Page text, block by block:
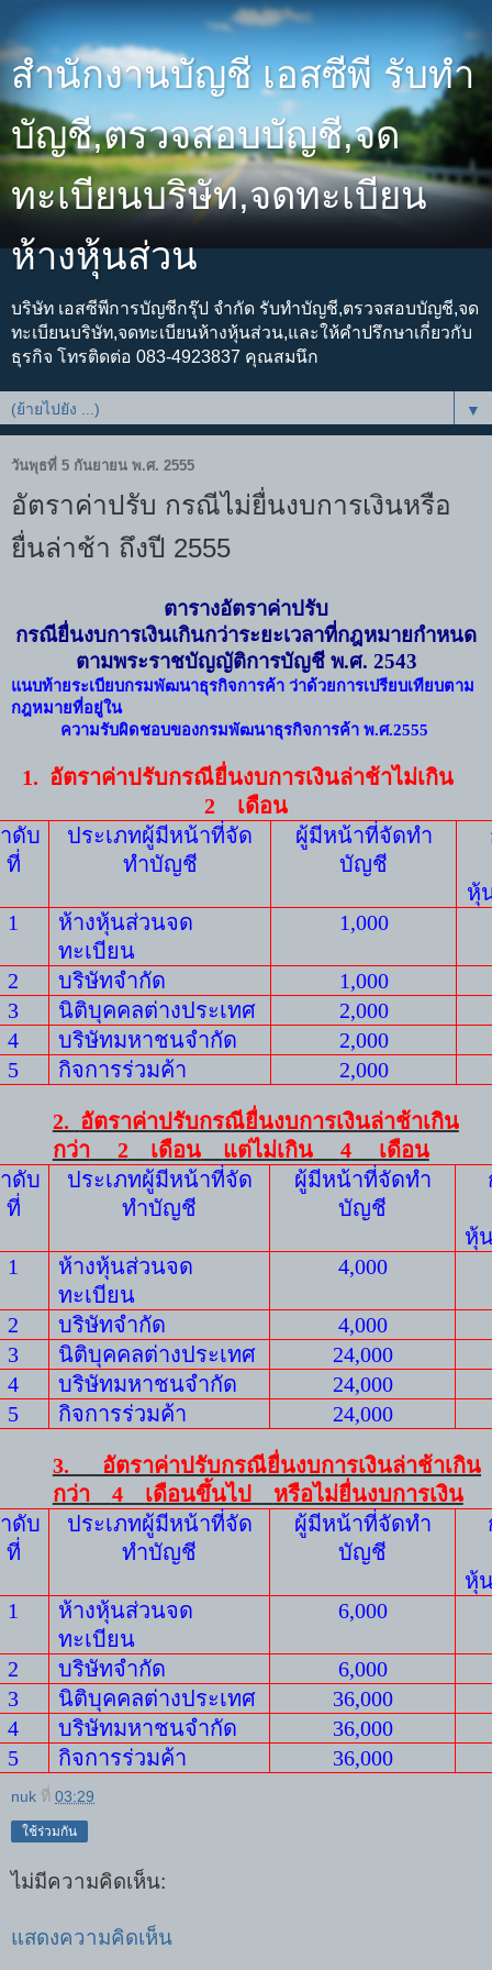
สำนักงานบัญชี เอสซีพี รับทำ
บัญชี,ตรวจสอบบัญชี,จด
ทะเบียนบริษัท,จดทะเบียน
ห้างหุ้นส่วน
บริษัท เอสซีพีการบัญชีกรุ๊ป จำกัด รับทำบัญชี,ตรวจสอบบัญชี,จด
ทะเบียนบริษัท,จดทะเบียนห้างหุ้นส่วน,และให้คำปรึกษาเกี่ยวกับ
ธุรกิจ โทรติดต่อ 083-4923837 คุณสมนึก
▼
วันพุธที่ 5 กันยายน พ.ศ. 2555
อัตราค่าปรับ กรณีไม่ยื่นงบการเงินหรือ
ยื่นล่าช้า ถึงปี 2555
ตารางอัตราค่าปรับ
กรณียื่นงบการเงินเกินกว่าระยะเวลาที่กฎหมายกำหนด
ตามพระราชบัญญัติการบัญชี พ.ศ. 2543
แนบท้ายระเบียบกรมพัฒนาธุรกิจการค้า ว่าด้วยการเปรียบเทียบตาม
กฎหมายที่อยู่ใน
ความรับผิดชอบของกรมพัฒนาธุรกิจการค้า พ.ศ.2555
1. อัตราค่าปรับกรณียื่นงบการเงินล่าช้าไม่เกิน
2
เดือน
ดับ
ที่
ประเภทผู้มีหน้าที่จัด
ทำบัญชี
ผู้มีหน้าที่จัดทำ
บัญชี
หุ้
1
ห้างหุ้นส่วนจด
ทะเบียน
1,000
2 บริษัทจำกัด
1,000
3
นิติบุคคลต่างประเทศ 2,000
4
บริษัทมหาชนจำกัด 2,000
5
กิจการร่วมค้า 2,000
2. อัตราค่าปรับกรณียื่นงบการเงินล่าช้าเกิน
กว่า
2 เดือน แต่ไม่เกิน 4
เดือน
ดับ
ที่
ประเภทผู้มีหน้าที่จัด
ทำบัญชี
ผู้มีหน้าที่จัดทำ
บัญชี
หุ้
1
ห้างหุ้นส่วนจด
ทะเบียน
4,000
2 บริษัทจำกัด 4,000
3
นิติบุคคลต่างประเทศ 24,000
4
บริษัทมหาชนจำกัด 24,000
5
กิจการร่วมค้า 24,000
3.
อัตราค่าปรับกรณียื่นงบการเงินล่าช้าเกิน
กว่า
4 เดือนขึ้นไป
หรือไม่ยื่นงบการเงิน
ดับ
ที่
ประเภทผู้มีหน้าที่จัด
ทำบัญชี
ผู้มีหน้าที่จัดทำ
บัญชี
หุ้
1
ห้างหุ้นส่วนจด
ทะเบียน
6,000
2 บริษัทจำกัด 6,000
3
นิติบุคคลต่างประเทศ 36,000
4
บริษัทมหาชนจำกัด 36,000
5
กิจการร่วมค้า 36,000
nuk ที่ 03:29
ใช้ร่วมกัน
ไม่มีความคิดเห็น:
แสดงความคิดเห็น